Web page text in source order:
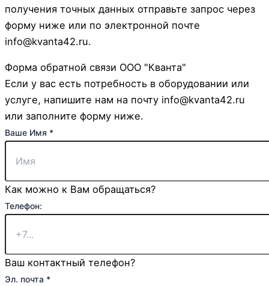
получения точных данных отправьте запрос через
форму ниже или по электронной почте
info@kvanta42.ru.
Форма обратной связи ООО "Кванта"
Если у вас есть потребность в оборудовании или
услуге, напишите нам на почту info@kvanta42.ru
или заполните форму ниже.
Ваше Имя *
Как можно к Вам обращаться?
Телефон:
Ваш контактный телефон?
Эл. почта *